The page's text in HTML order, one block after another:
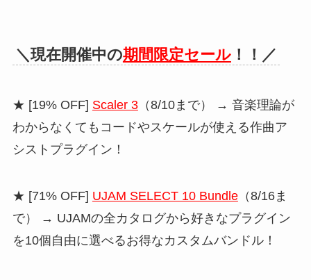
＼現在開催中の期間限定セール！！／
★ [19% OFF] Scaler 3（8/10まで） → 音楽理論が
わからなくてもコードやスケールが使える作曲ア
シストプラグイン！
★ [71% OFF] UJAM SELECT 10 Bundle（8/16ま
で） → UJAMの全カタログから好きなプラグイン
を10個自由に選べるお得なカスタムバンドル！